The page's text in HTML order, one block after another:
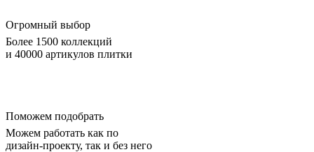
Огромный выбор
Более 1500 коллекций
и 40000 артикулов плитки
Поможем подобрать
Можем работать как по
дизайн-проекту, так и без него